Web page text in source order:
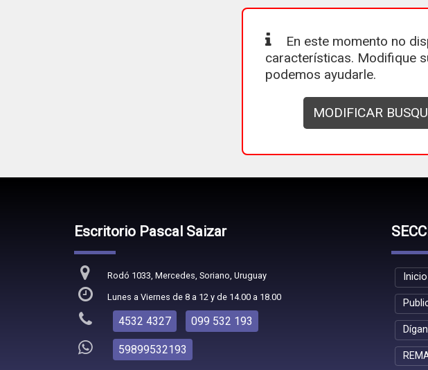
En este momento no
características. Modifique
podemos ayudarle.
MODIFICAR
Escritorio Pascal Saizar
Rodó 1033, Mercedes, Soriano, Uruguay
Lunes a Viernes de 8 a 12 y de 14.00 a 18.00
4532 4327 099 532 193
59899532193
Inicio